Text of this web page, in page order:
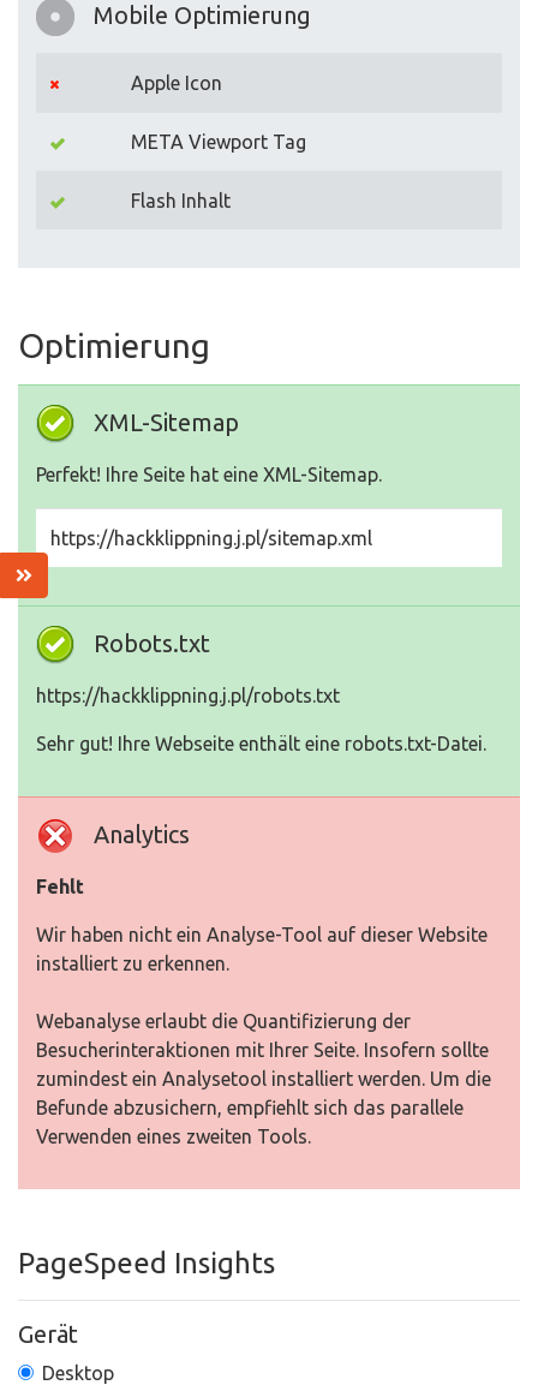
Mobile Optimierung
Apple Icon
META Viewport Tag
Flash Inhalt
Optimierung
XML-Sitemap
Perfekt! Ihre Seite hat eine XML-Sitemap.
https://hackklippning.j.pl/sitemap.xml
Robots.txt
https://hackklippning.j.pl/robots.txt
Sehr gut! Ihre Webseite enthält eine robots.txt-Datei.
Analytics
Fehlt
Wir haben nicht ein Analyse-Tool auf dieser Website
installiert zu erkennen.
Webanalyse erlaubt die Quantifizierung der
Besucherinteraktionen mit Ihrer Seite. Insofern sollte
zumindest ein Analysetool installiert werden. Um die
Befunde abzusichern, empfiehlt sich das parallele
Verwenden eines zweiten Tools.
PageSpeed Insights
Gerät
Desktop